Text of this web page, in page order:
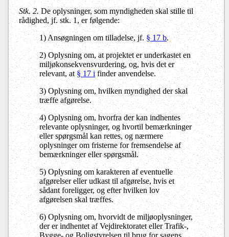
Stk. 2. De oplysninger, som myndigheden skal stille til
rådighed, jf. stk. 1, er følgende:
1) Ansøgningen om tilladelse, jf.§ 17 b.
2) Oplysning om, at projektet er underkastet en
miljøkonsekvensvurdering, og, hvis det er
relevant, at§ 17 ifinder anvendelse.
3) Oplysning om, hvilken myndighed der skal
træffe afgørelse.
4) Oplysning om, hvorfra der kan indhentes
relevante oplysninger, og hvortil bemærkninger
eller spørgsmål kan rettes, og nærmere
oplysninger om fristerne for fremsendelse af
bemærkninger eller spørgsmål.
5) Oplysning om karakteren af eventuelle
afgørelser eller udkast til afgørelse, hvis et
sådant foreligger, og efter hvilken lov
afgørelsen skal træffes.
6) Oplysning om, hvorvidt de miljøoplysninger,
der er indhentet af Vejdirektoratet eller Trafik-,
Bygge- og Boligstyrelsen til brug for sagens